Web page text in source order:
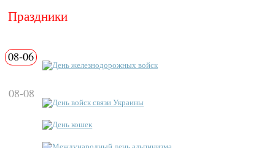
Праздники
08-06
День железнодорожных войск
08-08
День войск связи Украины
День кошек